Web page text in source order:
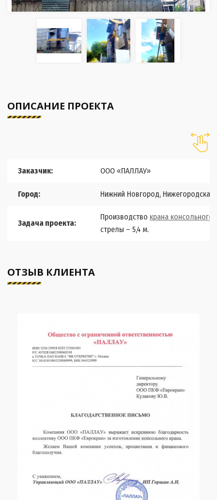
ОПИСАНИЕ ПРОЕКТА
Заказчик: ООО «ПАЛЛАУ»
Город: Нижний Новгород, Нижегородская
Задача проекта:
Производство крана консольного
стрелы – 5,4 м.
ОТЗЫВ КЛИЕНТА